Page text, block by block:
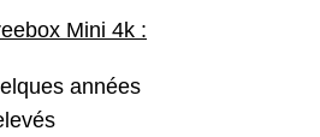
Mini 4k :
années